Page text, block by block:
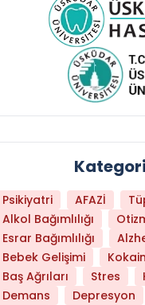
Psikiyatri AFAZİ
Alkol Bağımlılığı
Esrar Bağımlılığı
Bebek Gelişimi
Baş Ağrıları
Stres
Demans
Depresyon